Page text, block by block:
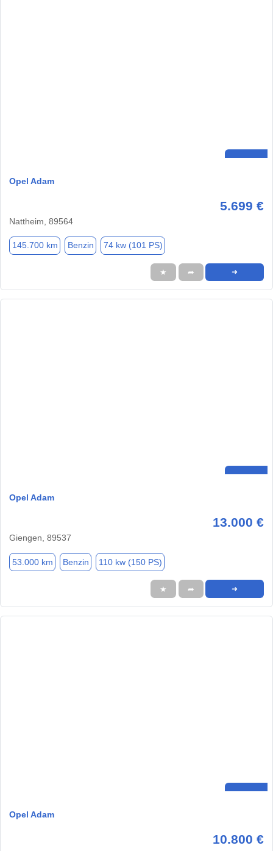
Opel Adam
5.699 €
Nattheim, 89564
145.700 km Benzin 74 kw (101 PS)
★ ➦ ➜
Opel Adam
13.000 €
Giengen, 89537
53.000 km Benzin 110 kw (150 PS)
★ ➦ ➜
Opel Adam
10.800 €